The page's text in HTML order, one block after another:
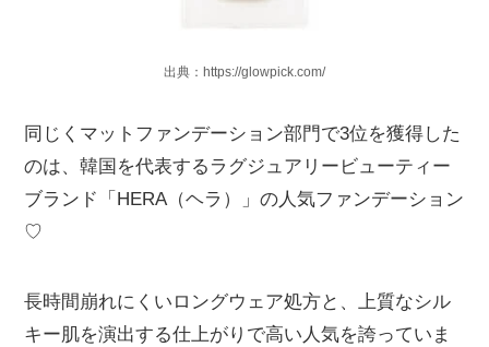
出典：https://glowpick.com/
同じくマットファンデーション部門で3位を獲得した
のは、韓国を代表するラグジュアリービューティー
ブランド「HERA（ヘラ）」の人気ファンデーション
♡
長時間崩れにくいロングウェア処方と、上質なシル
キー肌を演出する仕上がりで高い人気を誇っていま